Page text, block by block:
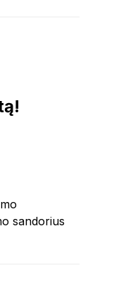
sandorius